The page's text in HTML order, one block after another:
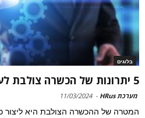
בלוגים
5 יתרונות של הכשרה צולבת לעובדים
מערכת HRus -
11/03/2024
המטרה של ההכשרה הצולבת היא ליצור